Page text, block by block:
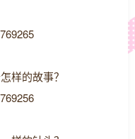
样的故事？